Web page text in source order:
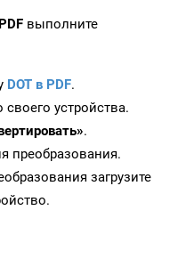
выполните
DOT в PDF.
своего устройства.
.
преобразования.
загрузите